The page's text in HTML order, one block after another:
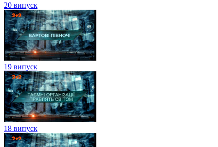
20 випуск
19 випуск
18 випуск